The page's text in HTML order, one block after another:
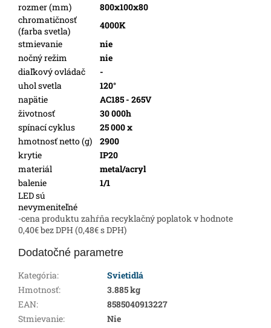
rozmer (mm)
800x100x80
chromatičnosť
(farba svetla)
4000K
stmievanie
nie
nočný režim
nie
diaľkový ovládač
-
uhol svetla
120°
napätie
AC185 - 265V
životnosť
30 000h
spínací cyklus
25 000 x
hmotnosť netto (g)
2900
krytie
IP20
materiál
metal/acryl
balenie
1/1
LED sú
nevymeniteľné
-cena produktu zahŕňa recyklačný poplatok v hodnote
0,40€ bez DPH (0,48€ s DPH)
Dodatočné parametre
Kategória:
Svietidlá
Hmotnosť:
3.885 kg
EAN:
8585040913227
Stmievanie:
Nie